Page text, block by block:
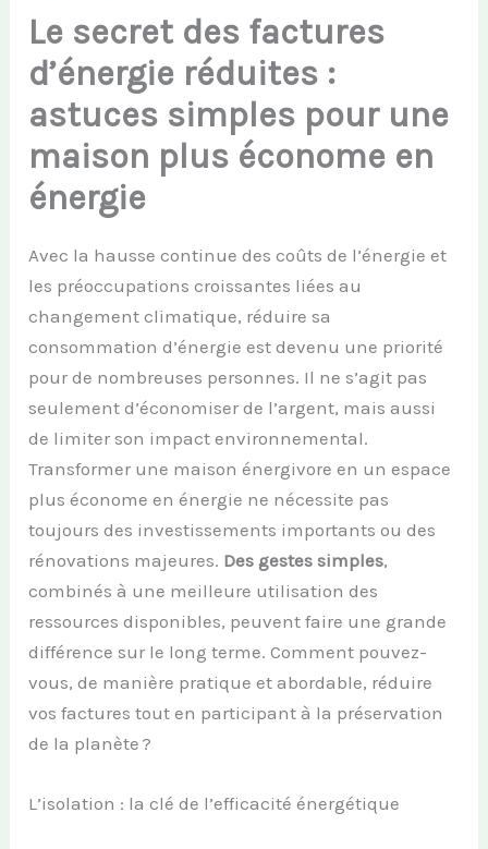
Le secret des factures
d’énergie réduites :
astuces simples pour une
maison plus économe en
énergie
Avec la hausse continue des coûts de l’énergie et
les préoccupations croissantes liées au
changement climatique, réduire sa
consommation d’énergie est devenu une priorité
pour de nombreuses personnes. Il ne s’agit pas
seulement d’économiser de l’argent, mais aussi
de limiter son impact environnemental.
Transformer une maison énergivore en un espace
plus économe en énergie ne nécessite pas
toujours des investissements importants ou des
rénovations majeures. Des gestes simples,
combinés à une meilleure utilisation des
ressources disponibles, peuvent faire une grande
différence sur le long terme. Comment pouvez-
vous, de manière pratique et abordable, réduire
vos factures tout en participant à la préservation
de la planète ?
L’isolation : la clé de l’efficacité énergétique